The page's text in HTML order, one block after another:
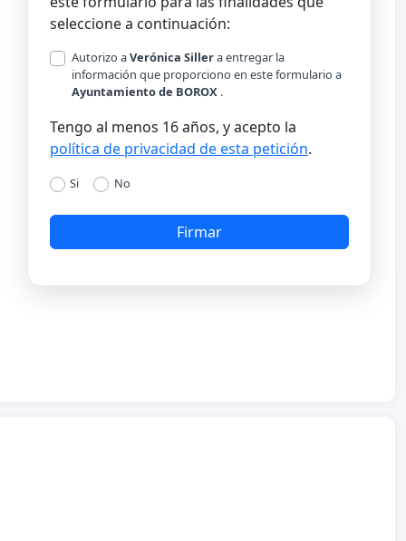
seleccione a continuación:
Autorizo aVerónica Sillera entregar la
información que proporciono en este formulario a
Ayuntamiento de BOROX .
Tengo al menos 16 años, y acepto la
política de privacidad de esta petición.
Si No
Firmar